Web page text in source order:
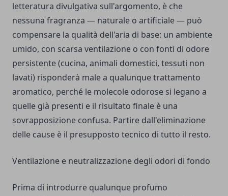
letteratura divulgativa sull'argomento, è che
nessuna fragranza — naturale o artificiale — può
compensare la qualità dell'aria di base: un ambiente
umido, con scarsa ventilazione o con fonti di odore
persistente (cucina, animali domestici, tessuti non
lavati) risponderà male a qualunque trattamento
aromatico, perché le molecole odorose si legano a
quelle già presenti e il risultato finale è una
sovrapposizione confusa. Partire dall'eliminazione
delle cause è il presupposto tecnico di tutto il resto.
Ventilazione e neutralizzazione degli odori di fondo
Prima di introdurre qualunque profumo